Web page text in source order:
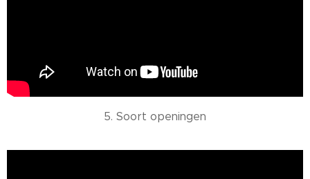
5. Soort openingen